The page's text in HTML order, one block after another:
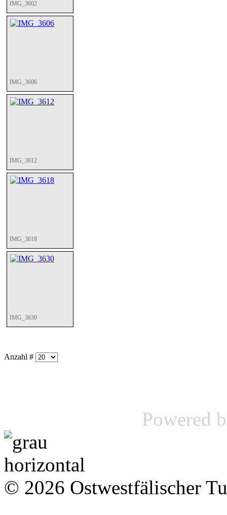
IMG_3602
IMG_3606
IMG_3612
IMG_3618
IMG_3630
Anzahl #
Powered
© 2026 Ostwestfälischer